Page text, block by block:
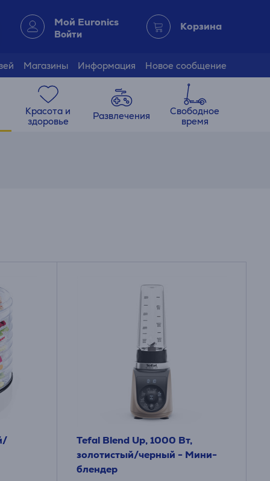
Мой Euronics
Войти
Корзина
Магазины Информация Новое сообщение
Красота и
здоровье
Развлечения
Свободное
время
Tefal Blend Up, 1000 Вт,
золотистый/черный - Мини-
блендер